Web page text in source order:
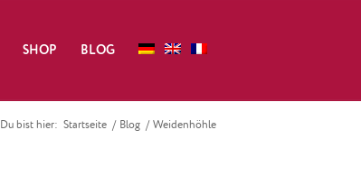
SHOP BLOG
Du bist hier: Startseite / Blog / Weidenhöhle